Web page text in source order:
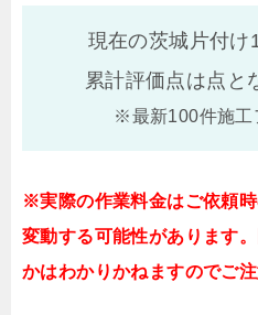
現在の茨城片付け
累計評価点は点と
※最新100件施工
※実際の作業料金はご依頼
変動する可能性があります
かはわかりかねますのでご注